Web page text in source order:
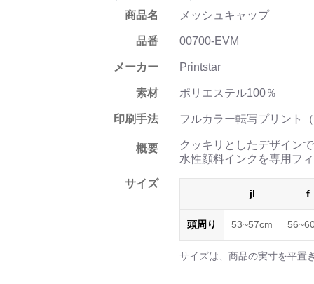
商品名 メッシュキャップ
品番 00700-EVM
メーカー Printstar
素材 ポリエステル100％
印刷手法 フルカラー転写プリント
概要
クッキリとしたデザイン
水性顔料インクを専用フ
サイズ
jl f
頭周り 53~57cm
サイズは、商品の実寸を平置